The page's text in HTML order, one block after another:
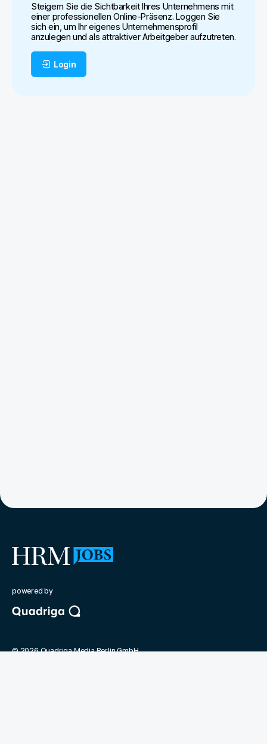
Steigern Sie die Sichtbarkeit Ihres Unternehmens mit
einer professionellen Online-Präsenz. Loggen Sie
sich ein, um Ihr eigenes Unternehmensprofil
anzulegen und als attraktiver Arbeitgeber aufzutreten.
Login
powered by
©2026Quadriga Media Berlin GmbH